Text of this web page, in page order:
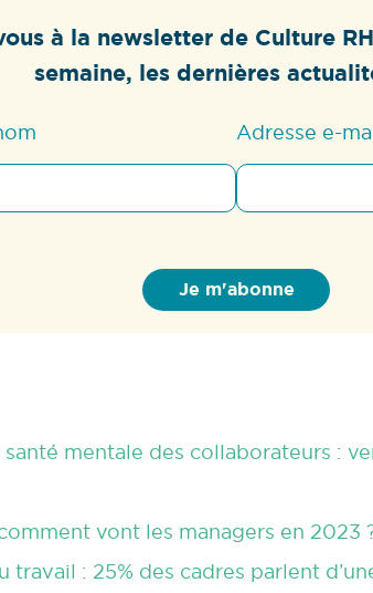
à la newsletter de Culture
semaine, les dernières
Adresse e-
mentale des collaborateurs :
vont les managers en 2023
travail : 25% des cadres parlent